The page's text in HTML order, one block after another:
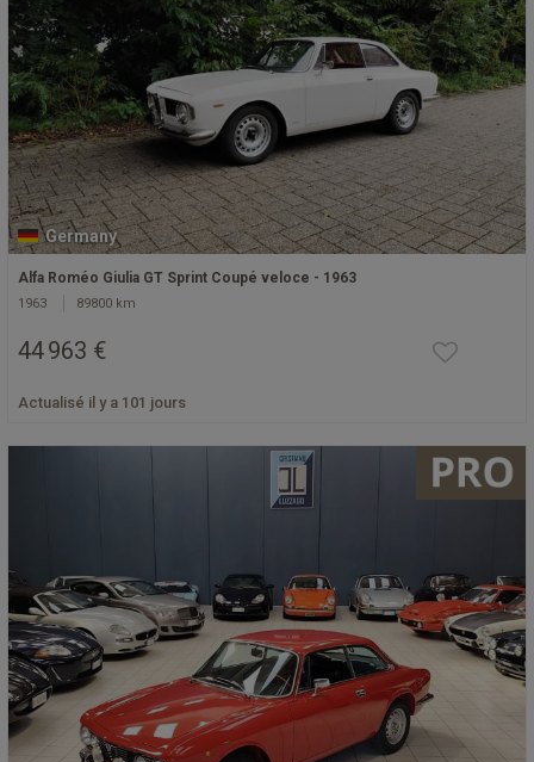
Germany
Alfa Roméo Giulia GT Sprint Coupé veloce - 1963
1963 89800 km
44 963 €
Actualisé il y a 101 jours